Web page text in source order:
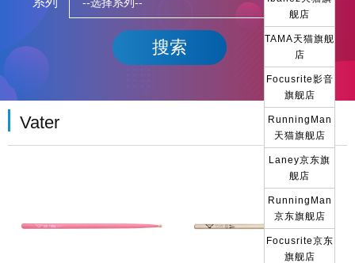
Vater
舰店
TAMA天猫旗舰
店
Focusrite影音
旗舰店
RunningMan
天猫旗舰店
Laney京东旗
舰店
RunningMan
京东旗舰店
Focusrite京东
旗舰店